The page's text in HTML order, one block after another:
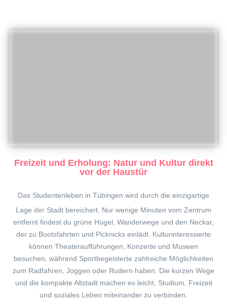
Freizeit und Erholung: Natur und Kultur direkt
vor der Haustür
Das Studentenleben in Tübingen wird durch die einzigartige
Lage der Stadt bereichert. Nur wenige Minuten vom Zentrum
entfernt findest du grüne Hügel, Wanderwege und den Neckar,
der zu Bootsfahrten und Picknicks einlädt. Kulturinteressierte
können Theateraufführungen, Konzerte und Museen
besuchen, während Sportbegeisterte zahlreiche Möglichkeiten
zum Radfahren, Joggen oder Rudern haben. Die kurzen Wege
und die kompakte Altstadt machen es leicht, Studium, Freizeit
und soziales Leben miteinander zu verbinden.